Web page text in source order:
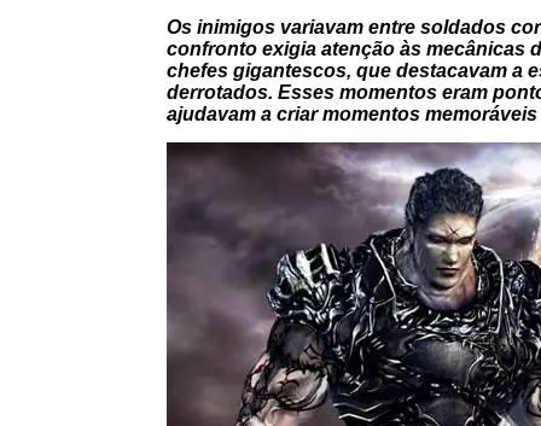
Os inimigos variavam entre soldados
confronto exigia atenção às mecânicas
chefes gigantescos, que destacavam a
derrotados. Esses momentos eram
ajudavam a criar momentos